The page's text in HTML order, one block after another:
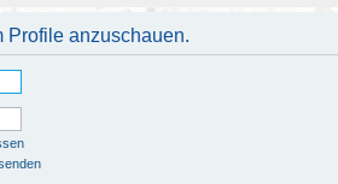
Profile anzuschauen.